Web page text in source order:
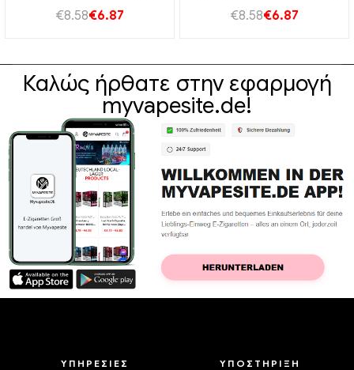
€8.58€6.87 €8.58€6.87
Καλώς ήρθατε στην εφαρμογή
myvapesite.de!
ΥΠΗΡΕΣΊΕΣ ΥΠΟΣΤΉΡΙΞΗ